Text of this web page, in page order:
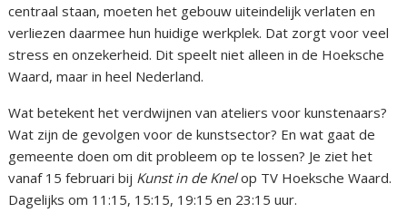
centraal staan, moeten het gebouw uiteindelijk verlaten en
verliezen daarmee hun huidige werkplek. Dat zorgt voor veel
stress en onzekerheid. Dit speelt niet alleen in de Hoeksche
Waard, maar in heel Nederland.
Wat betekent het verdwijnen van ateliers voor kunstenaars?
Wat zijn de gevolgen voor de kunstsector? En wat gaat de
gemeente doen om dit probleem op te lossen? Je ziet het
vanaf 15 februari bij Kunst in de Knelop TV Hoeksche Waard.
Dagelijks om 11:15, 15:15, 19:15 en 23:15 uur.